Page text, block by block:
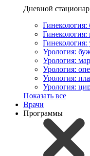
Дневной стационар
Гинекология:
Гинекология:
Урология:
Урология:
Урология:
Урология:
Урология:
Показать все
Врачи
Программы